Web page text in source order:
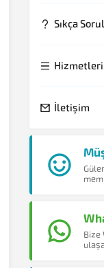
Sıkça
İletişim
Bize